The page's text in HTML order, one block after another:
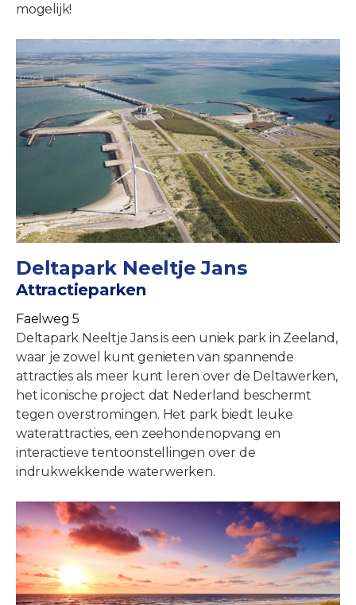
mogelijk!
Deltapark Neeltje Jans
Attractieparken
Faelweg 5
Deltapark Neeltje Jans is een uniek park in Zeeland,
waar je zowel kunt genieten van spannende
attracties als meer kunt leren over de Deltawerken,
het iconische project dat Nederland beschermt
tegen overstromingen. Het park biedt leuke
waterattracties, een zeehondenopvang en
interactieve tentoonstellingen over de
indrukwekkende waterwerken.